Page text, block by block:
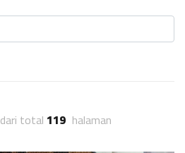
dari total 119 halaman